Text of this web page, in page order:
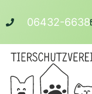
06432-6638